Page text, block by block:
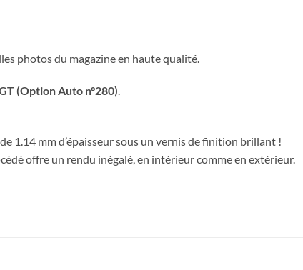
photos du magazine en haute qualité.
(Option Auto n°280).
1.14 mm d’épaisseur sous un vernis de finition brillant !
offre un rendu inégalé, en intérieur comme en extérieur.